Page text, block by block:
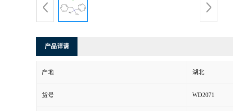
产品详请
产地 湖北
货号 WD2071